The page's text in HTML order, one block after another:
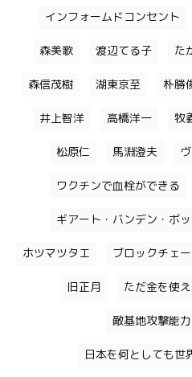
インフォームドコンセント
森美歌 渡辺てる子 た
森信茂樹 湖東京至 朴勝
井上智洋 高橋洋一 牧
松原仁 馬淵澄夫
ワクチンで血栓ができる
ギアート・バンデン・ボ
ホツマツタエ ブロックチェ
旧正月 ただ金を使
敵基地攻撃能
日本を何としても世